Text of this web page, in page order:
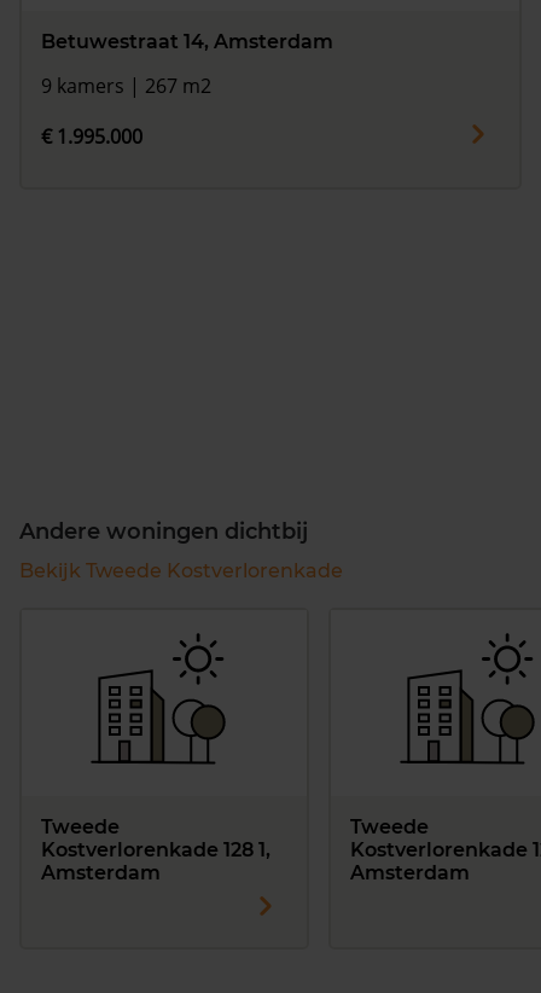
Betuwestraat 14, Amsterdam
9 kamers | 267 m2
€ 1.995.000
Andere woningen dichtbij
Bekijk Tweede Kostverlorenkade
Tweede
Kostverlorenkade 128 1,
Amsterdam
Tweede
Kostverlorenkade
Amsterdam